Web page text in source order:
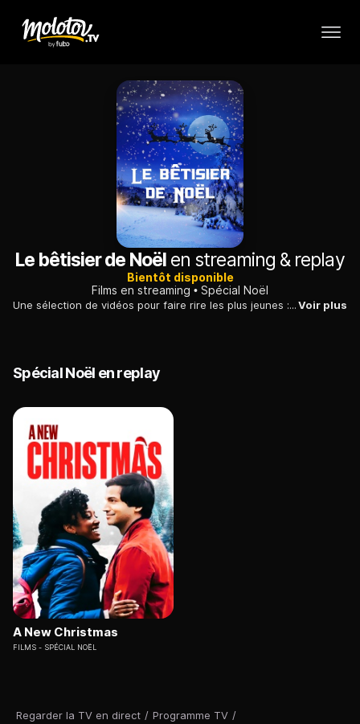
Regarder la TV en direct / Programme TV /
Le bêtisier de Noëlen streaming & replay
Bientôt disponible
Films en streaming
Spécial Noël
Une sélection de vidéos pour faire rire les plus jeunes : des enfants fous de joie en ouvrant leurs cadeaux, des animaux faisant le clown autour du sapin, un Père Noël maladroit.Voir plus
Spécial Noël en replay
A New Christmas
FILMS SPÉCIAL NOËL